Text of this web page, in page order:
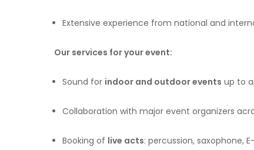
Extensive experience from national and
Our services for your event:
Sound for indoor and outdoor events up to
Collaboration with major event organizers
Booking of live acts: percussion, saxophone,